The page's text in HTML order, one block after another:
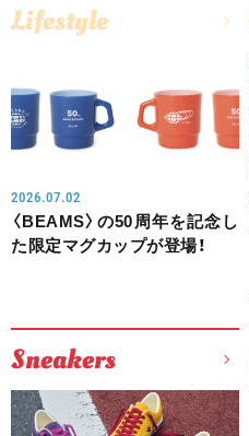
Lifestyle
2026.07.02
〈BEAMS〉の50周年を記念し
た限定マグカップが登場！
Sneakers